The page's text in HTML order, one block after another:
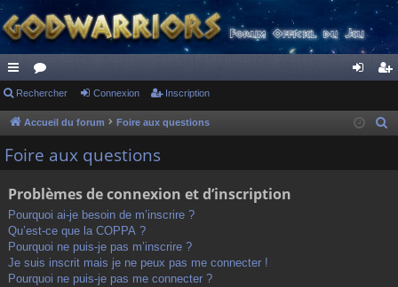
ac
co
ur
s
or
u ne cri
Rechercher Connexion Inscription
Accueil du forum Foire aux questions
Foire aux questions
Problèmes de connexion et d’inscription
Pourquoi ai-je besoin de m’inscrire ?
Qu’est-ce que la COPPA ?
Pourquoi ne puis-je pas m’inscrire ?
Je suis inscrit mais je ne peux pas me connecter !
Pourquoi ne puis-je pas me connecter ?